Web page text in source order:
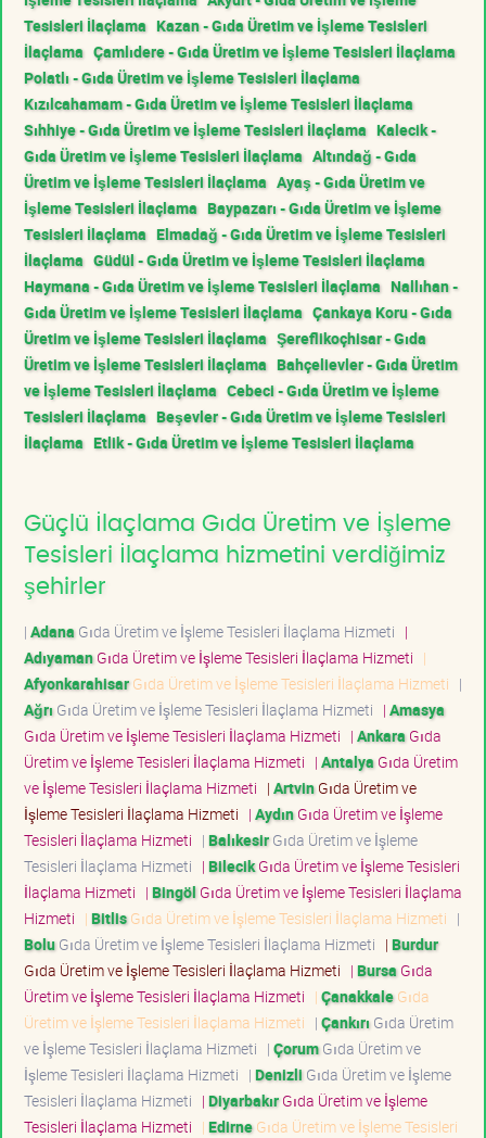
Tesisleri İlaçlama Kazan - Gıda Üretim ve İşleme Tesisleri
İlaçlama Çamlıdere - Gıda Üretim ve İşleme Tesisleri İlaçlama
Polatlı - Gıda Üretim ve İşleme Tesisleri İlaçlama
Kızılcahamam - Gıda Üretim ve İşleme Tesisleri İlaçlama
Sıhhiye - Gıda Üretim ve İşleme Tesisleri İlaçlama Kalecik -
Gıda Üretim ve İşleme Tesisleri İlaçlama Altındağ - Gıda
Üretim ve İşleme Tesisleri İlaçlama Ayaş - Gıda Üretim ve
İşleme Tesisleri İlaçlama Baypazarı - Gıda Üretim ve İşleme
Tesisleri İlaçlama Elmadağ - Gıda Üretim ve İşleme Tesisleri
İlaçlama Güdül - Gıda Üretim ve İşleme Tesisleri İlaçlama
Haymana - Gıda Üretim ve İşleme Tesisleri İlaçlama Nallıhan -
Gıda Üretim ve İşleme Tesisleri İlaçlama Çankaya Koru - Gıda
Üretim ve İşleme Tesisleri İlaçlama Şereflikoçhisar - Gıda
Üretim ve İşleme Tesisleri İlaçlama Bahçelievler - Gıda Üretim
ve İşleme Tesisleri İlaçlama Cebeci - Gıda Üretim ve İşleme
Tesisleri İlaçlama Beşevler - Gıda Üretim ve İşleme Tesisleri
İlaçlama Etlik - Gıda Üretim ve İşleme Tesisleri İlaçlama
Güçlü İlaçlama Gıda Üretim ve İşleme
Tesisleri İlaçlama hizmetini verdiğimiz
şehirler
| Adana Gıda Üretim ve İşleme Tesisleri İlaçlama Hizmeti |
AdıyamanGıda Üretim ve İşleme Tesisleri İlaçlama Hizmeti |
AfyonkarahisarGıda Üretim ve İşleme Tesisleri İlaçlama Hizmeti |
Ağrı Gıda Üretim ve İşleme Tesisleri İlaçlama Hizmeti | Amasya
Gıda Üretim ve İşleme Tesisleri İlaçlama Hizmeti | Ankara Gıda
Üretim ve İşleme Tesisleri İlaçlama Hizmeti | Antalya Gıda Üretim
ve İşleme Tesisleri İlaçlama Hizmeti | ArtvinGıda Üretim ve
İşleme Tesisleri İlaçlama Hizmeti | AydınGıda Üretim ve İşleme
Tesisleri İlaçlama Hizmeti | BalıkesirGıda Üretim ve İşleme
Tesisleri İlaçlama Hizmeti | BilecikGıda Üretim ve İşleme Tesisleri
İlaçlama Hizmeti | Bingöl Gıda Üretim ve İşleme Tesisleri İlaçlama
Hizmeti | BitlisGıda Üretim ve İşleme Tesisleri İlaçlama Hizmeti |
BoluGıda Üretim ve İşleme Tesisleri İlaçlama Hizmeti | Burdur
Gıda Üretim ve İşleme Tesisleri İlaçlama Hizmeti | Bursa Gıda
Üretim ve İşleme Tesisleri İlaçlama Hizmeti | ÇanakkaleGıda
Üretim ve İşleme Tesisleri İlaçlama Hizmeti | Çankırı Gıda Üretim
ve İşleme Tesisleri İlaçlama Hizmeti | ÇorumGıda Üretim ve
İşleme Tesisleri İlaçlama Hizmeti | Denizli Gıda Üretim ve İşleme
Tesisleri İlaçlama Hizmeti | DiyarbakırGıda Üretim ve İşleme
Tesisleri İlaçlama Hizmeti | EdirneGıda Üretim ve İşleme Tesisleri